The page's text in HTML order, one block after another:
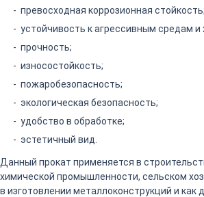
превосходная коррозионная стойкость;
устойчивость к агрессивным средам и
прочность;
износостойкость;
пожаробезопасность;
экологическая безопасность;
удобство в обработке;
эстетичный вид.
Данный прокат применяется в
химической промышленности, сельском
в изготовлении металлоконструкций и как